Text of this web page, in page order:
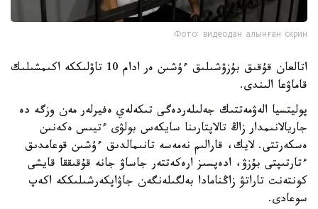
Фото: видеодан алынған скрин
اتالعان قۇقىق بۇزۋشىلىق ءۇشىن ەر ادام 10 تاۋلىككە اكىمشىلىك
قاماۋعا الىندى.
پوليتسيا الەۋمەتتىك جەلىلەردەگى تىكەلەي ەفيرلەر مەن وزگە دە
جاريالانىمدار زاڭ تالاپتارىنا سايكەس بولۋى ءتيىس ەكەنىن
ەسكەرتتى. لايك، قارالىم نەمەسە تانىمالدىق ءۇشىن قوعامدىق
ءتارتىپتى بۇزۋ، ادەپسىز ارەكەتتەر جاساۋ جانە قۇقىققا قايشى
كونتەنت تاراتۋ زاڭنامادا بەلگىلەنگەن جاۋاپكەرشىلىككە اكەپ
سوعادى.